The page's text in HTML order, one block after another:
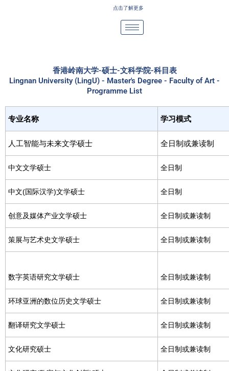
点击了解更多
香港岭南大学-硕士-文科学院-科目表
Lingnan University (LingU) - Master's Degree - Faculty of Art -
Programme List
专业名称 学习模式
人工智能与未来文学硕士 全日制或兼读制
中文文学硕士 全日制
中文(国际汉学)文学硕士 全日制
创意及媒体产业文学硕士 全日制或兼读制
策展与艺术史文学硕士 全日制或兼读制
数字英语研究文学硕士 全日制或兼读制
环球亚洲的数位历史文学硕士 全日制或兼读制
翻译研究文学硕士 全日制或兼读制
文化研究硕士 全日制或兼读制